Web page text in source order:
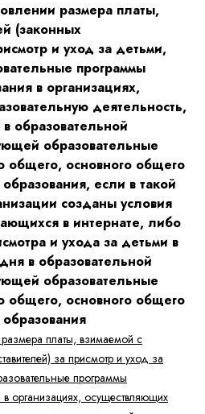
размера платы,
(законных
и уход за детьми,
программы
в организациях,
деятельность,
образовательной
образовательные
общего, основного общего
если в такой
созданы условия
в интернате, либо
и ухода за детьми в
в образовательной
образовательные
общего, основного общего
платы, взимаемой с
за присмотр и уход за
программы
организациях, осуществляющих